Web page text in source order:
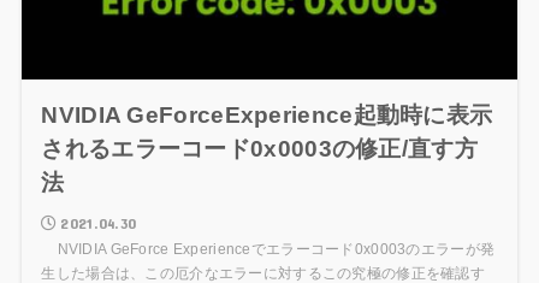
NVIDIA GeForceExperience起動時に表示
されるエラーコード0x0003の修正/直す方
法
2021.04.30
NVIDIA GeForce Experienceでエラーコード0x0003のエラーが発
生した場合は、この厄介なエラーに対するこの究極の修正を確認す